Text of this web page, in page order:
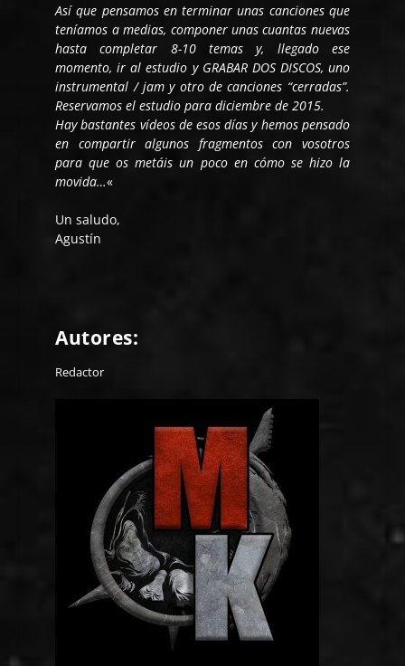
Así que pensamos en terminar unas canciones que
teníamos a medias, componer unas cuantas nuevas
hasta completar 8-10 temas y, llegado ese
momento, ir al estudio y GRABAR DOS DISCOS, uno
instrumental / jam y otro de canciones “cerradas”.
Reservamos el estudio para diciembre de 2015.
Hay bastantes vídeos de esos días y hemos pensado
en compartir algunos fragmentos con vosotros
para que os metáis un poco en cómo se hizo la
movida…«
Un saludo,
Agustín
Autores:
Redactor